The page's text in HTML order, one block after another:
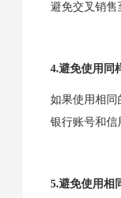
避免交叉销售
4.避免使用同
如果使用相同
银行账号和信
5.避免使用相